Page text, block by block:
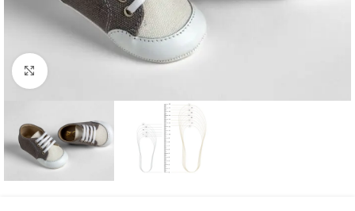
Click to enlarge